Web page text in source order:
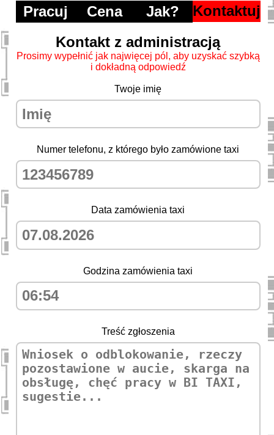
Pracuj Cena Jak?
Kontaktuj
Kontakt z administracją
Prosimy wypełnić jak najwięcej pól, aby uzyskać szybką
i dokładną odpowiedź
Twoje imię
Numer telefonu, z którego było zamówione taxi
Data zamówienia taxi
Godzina zamówienia taxi
Treść zgłoszenia